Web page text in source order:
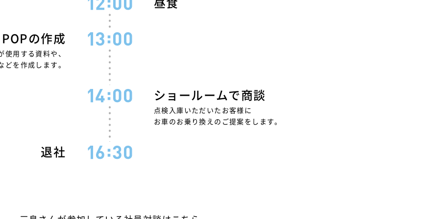
POPの作成
使用する資料や、
どを作成します。
ショールームで商談
点検入庫いただいたお客様に
お車のお乗り換えのご提案をします。
退社